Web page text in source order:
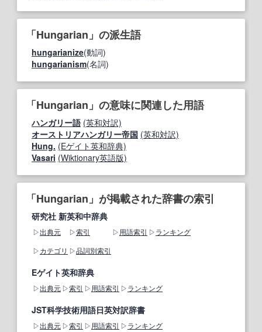
「Hungarian」の派生語
hungarianize(動詞)
hungarianism(名詞)
「Hungarian」の意味に関連した用語
ハンガリー語 (英和対訳)
オーストリアハンガリー帝国 (英和対訳)
Hung. (Eゲイト英和辞典)
Vasari (Wiktionary英語版)
「Hungarian」が掲載された辞書の索引
研究社 新英和中辞典
出典元 索引 用語索引
ランキング
カテゴリ
品詞別索引
Eゲイト英和辞典
出典元 索引 用語索引 ランキング
JST科学技術用語日英対訳辞書
出典元 索引 用語索引 ランキング